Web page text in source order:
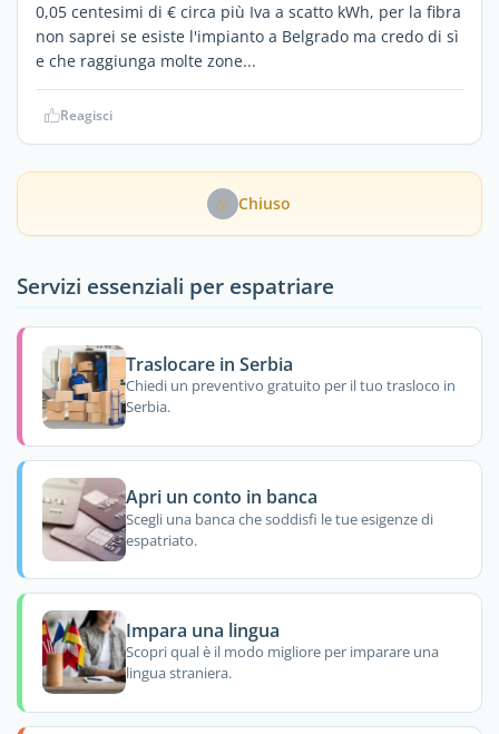
0,05 centesimi di € circa più Iva a scatto kWh, per la fibra
non saprei se esiste l'impianto a Belgrado ma credo di sì
e che raggiunga molte zone...
Reagisci
Chiuso
Servizi essenziali per espatriare
Traslocare in Serbia
Chiedi un preventivo gratuito per il tuo trasloco in
Serbia.
Apri un conto in banca
Scegli una banca che soddisfi le tue esigenze di
espatriato.
Impara una lingua
Scopri qual è il modo migliore per imparare una
lingua straniera.